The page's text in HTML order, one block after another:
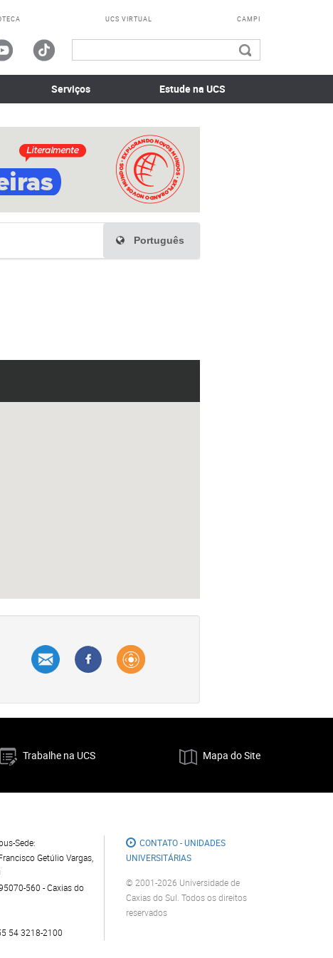
UCS VIRTUAL CAMPI
Serviços Estude na UCS
Português
Trabalhe na UCS Mapa do Site
Sede:
Getúlio Vargas,
560 - Caxias do
54 3218-2100
CONTATO - UNIDADES
UNIVERSITÁRIAS
© 2001-2026 Universidade de
Caxias do Sul. Todos os direitos
reservados